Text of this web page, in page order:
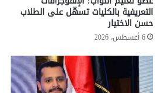
التعريفية بالكليات تسهّل على الطلاب
حسن الاختيار
6 أغسطس، 2026